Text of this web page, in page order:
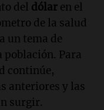
del dólar en el
de la salud
un tema de
población. Para
continúe,
anteriores y las
surgir.